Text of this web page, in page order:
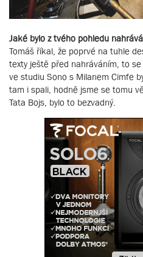
Jaké bylo z tvého pohledu
Tomáš říkal, že poprvé na tuhle
texty ještě před nahráváním, to
ve studiu Sono s Milanem Cimfe
tam i spali, hodně jsme se tomu
Tata Bojs, bylo to bezvadný.